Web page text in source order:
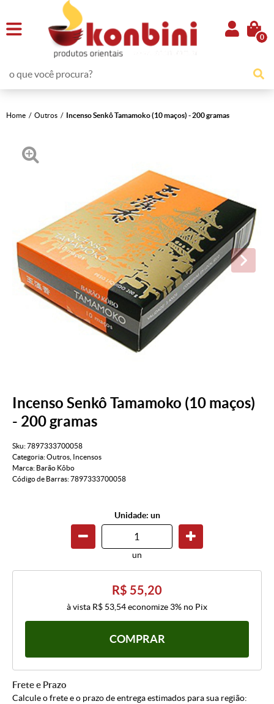
0
Home Outros Incenso Senkô Tamamoko (10 maços) - 200 gramas
Incenso Senkô Tamamoko (10 maços)
- 200 gramas
Sku:7897333700058
Categoria:Outros
Incensos
Marca: Barão Kôbo
Código de Barras:7897333700058
Unidade: un
un
R$ 55,20
à vista R$ 53,54economize 3% no Pix
COMPRAR
Frete e Prazo
Calcule o frete e o prazo de entrega estimados para sua região: